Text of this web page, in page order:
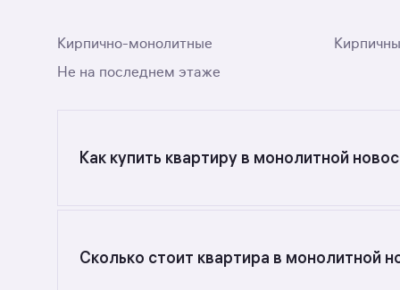
Кирпично-монолитные
Не на последнем этаже
Как купить квартиру в монолитной
Сколько стоит квартира в монолитной